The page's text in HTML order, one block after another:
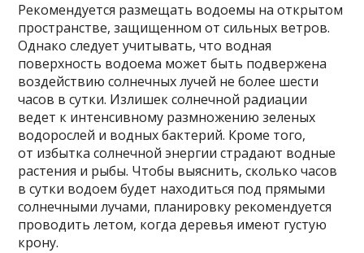
Рекомендуется размещать водоемы на открытом
пространстве, защищенном от сильных ветров.
Однако следует учитывать, что водная
поверхность водоема может быть подвержена
воздействию солнечных лучей не более шести
часов в сутки. Излишек солнечной радиации
ведет к интенсивному размножению зеленых
водорослей и водных бактерий. Кроме того,
от избытка солнечной энергии страдают водные
растения и рыбы. Чтобы выяснить, сколько часов
в сутки водоем будет находиться под прямыми
солнечными лучами, планировку рекомендуется
проводить летом, когда деревья имеют густую
крону.